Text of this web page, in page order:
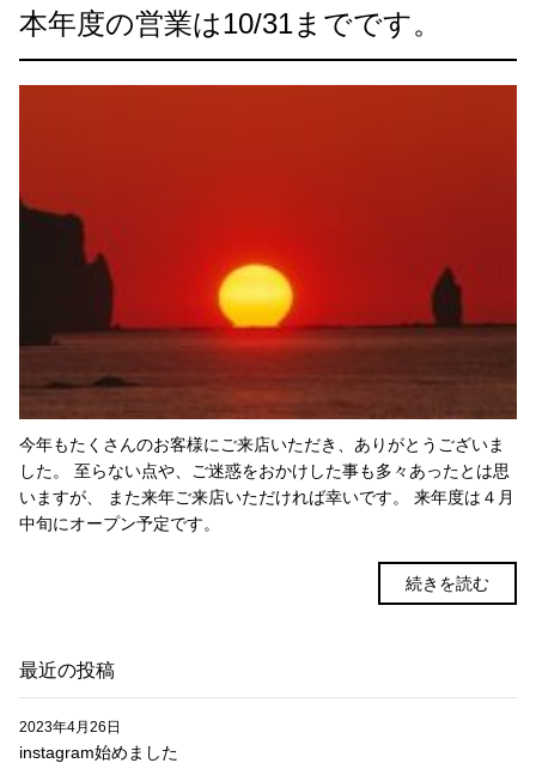
本年度の営業は10/31までです。
今年もたくさんのお客様にご来店いただき、ありがとうございま
した。 至らない点や、ご迷惑をおかけした事も多々あったとは思
いますが、 また来年ご来店いただければ幸いです。 来年度は４月
中旬にオープン予定です。
続きを読む
最近の投稿
instagram始めました
2023年4月26日